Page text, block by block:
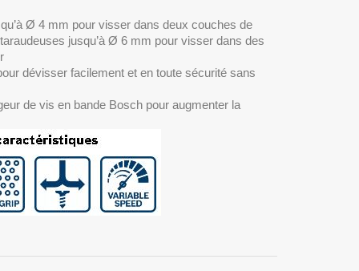
Ø 4 mm pour visser dans deux couches de
jusqu’à Ø 6 mm pour visser dans des
dévisser facilement et en toute sécurité sans
de vis en bande Bosch pour augmenter la